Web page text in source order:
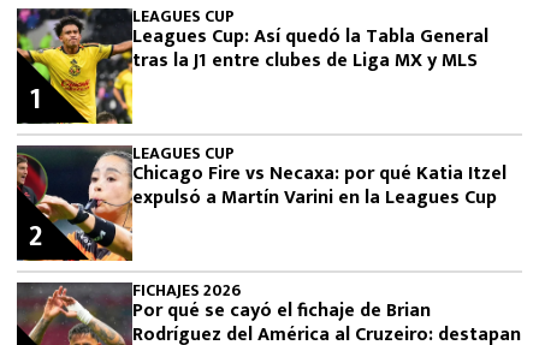
LEAGUES CUP
Leagues Cup: Así quedó la Tabla General
tras la J1 entre clubes de Liga MX y MLS
1
LEAGUES CUP
Chicago Fire vs Necaxa: por qué Katia Itzel
expulsó a Martín Varini en la Leagues Cup
2
FICHAJES 2026
Por qué se cayó el fichaje de Brian
Rodríguez del América al Cruzeiro: destapan